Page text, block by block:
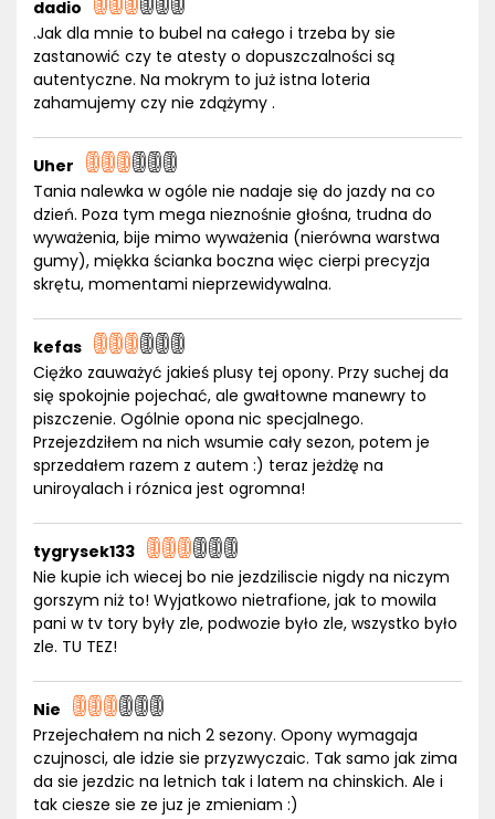
dadio
.Jak dla mnie to bubel na całego i trzeba by sie
zastanowić czy te atesty o dopuszczalności są
autentyczne. Na mokrym to już istna loteria
zahamujemy czy nie zdążymy .
Uher
Tania nalewka w ogóle nie nadaje się do jazdy na co
dzień. Poza tym mega nieznośnie głośna, trudna do
wyważenia, bije mimo wyważenia (nierówna warstwa
gumy), miękka ścianka boczna więc cierpi precyzja
skrętu, momentami nieprzewidywalna.
kefas
Ciężko zauważyć jakieś plusy tej opony. Przy suchej da
się spokojnie pojechać, ale gwałtowne manewry to
piszczenie. Ogólnie opona nic specjalnego.
Przejezdziłem na nich wsumie cały sezon, potem je
sprzedałem razem z autem :) teraz jeżdżę na
uniroyalach i róznica jest ogromna!
tygrysek133
Nie kupie ich wiecej bo nie jezdziliscie nigdy na niczym
gorszym niż to! Wyjatkowo nietrafione, jak to mowila
pani w tv tory były zle, podwozie było zle, wszystko było
zle. TU TEZ!
Nie
Przejechałem na nich 2 sezony. Opony wymagaja
czujnosci, ale idzie sie przyzwyczaic. Tak samo jak zima
da sie jezdzic na letnich tak i latem na chinskich. Ale i
tak ciesze sie ze juz je zmieniam :)